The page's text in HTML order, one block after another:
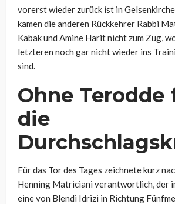
vorerst wieder zurück ist in
kamen die anderen Rückkehrer Rabbi
Kabak und Amine Harit nicht zum Zug,
letzteren noch gar nicht wieder ins
sind.
Ohne
die
Für das Tor des Tages zeichnete kurz
Henning Matriciani verantwortlich, der
eine von Blendi Idrizi in Richtung